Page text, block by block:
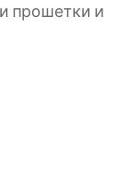
прошетки и